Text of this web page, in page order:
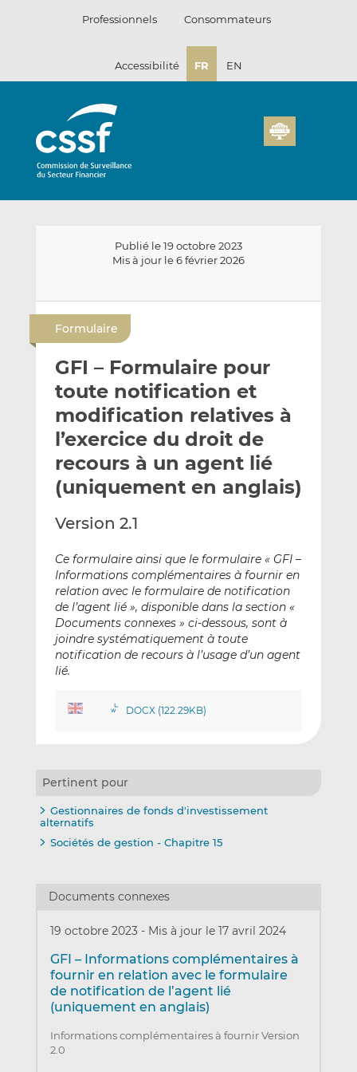
Professionnels Consommateurs
Accessibilité FR EN
Publié le 19 octobre 2023
Mis à jour le 6 février 2026
y
e
r
p
a
r
m
a
g
e
r
s
u
L
e
d
I
n
a
g
e
r
s
u
F
b
o
o
k
Formulaire
GFI – Formulaire pour
toute notification et
modification relatives à
l’exercice du droit de
recours à un agent lié
(uniquement en anglais)
Version 2.1
Ce formulaire ainsi que le formulaire « GFI –
Informations complémentaires à fournir en
relation avec le formulaire de notification
de l’agent lié », disponible dans la section «
Documents connexes » ci-dessous, sont à
joindre systématiquement à toute
notification de recours à l’usage d’un agent
lié.
DOCX (122.29KB)
Pertinent pour
Gestionnaires de fonds d'investissement
alternatifs
Sociétés de gestion - Chapitre 15
Documents connexes
19 octobre 2023 - Mis à jour le 17 avril 2024
GFI – Informations complémentaires à
fournir en relation avec le formulaire
de notification de l’agent lié
(uniquement en anglais)
Informations complémentaires à fournir Version
2.0